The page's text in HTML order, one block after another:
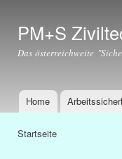
PM+S
Das österreichweite
Hauptmenü
Home
Startseite